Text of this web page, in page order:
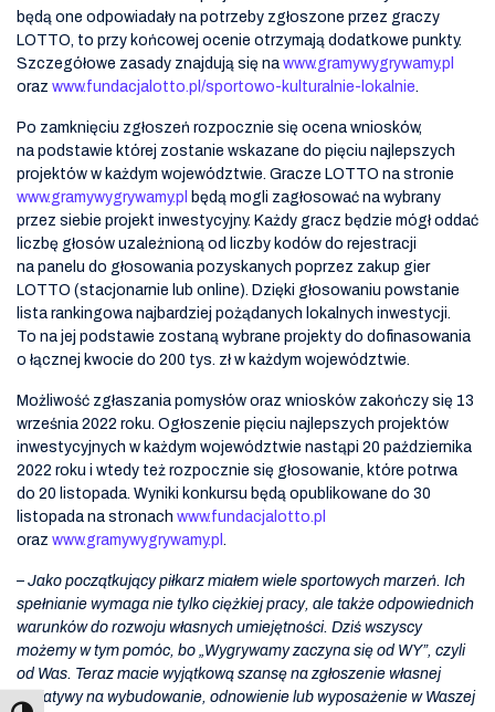
będą one odpowiadały na potrzeby zgłoszone przez graczy
LOTTO, to przy końcowej ocenie otrzymają dodatkowe punkty.
Szczegółowe zasady znajdują się na www.gramywygrywamy.pl
oraz www.fundacjalotto.pl/sportowo-kulturalnie-lokalnie.
Po zamknięciu zgłoszeń rozpocznie się ocena wniosków,
na podstawie której zostanie wskazane do pięciu najlepszych
projektów w każdym województwie. Gracze LOTTO na stronie
www.gramywygrywamy.pl będą mogli zagłosować na wybrany
przez siebie projekt inwestycyjny. Każdy gracz będzie mógł oddać
liczbę głosów uzależnioną od liczby kodów do rejestracji
na panelu do głosowania pozyskanych poprzez zakup gier
LOTTO (stacjonarnie lub online). Dzięki głosowaniu powstanie
lista rankingowa najbardziej pożądanych lokalnych inwestycji.
To na jej podstawie zostaną wybrane projekty do dofinasowania
o łącznej kwocie do 200 tys. zł w każdym województwie.
Możliwość zgłaszania pomysłów oraz wniosków zakończy się 13
września 2022 roku. Ogłoszenie pięciu najlepszych projektów
inwestycyjnych w każdym województwie nastąpi 20 października
2022 roku i wtedy też rozpocznie się głosowanie, które potrwa
do 20 listopada. Wyniki konkursu będą opublikowane do 30
listopada na stronach www.fundacjalotto.pl
oraz www.gramywygrywamy.pl .
– Jako początkujący piłkarz miałem wiele sportowych marzeń. Ich
spełnianie wymaga nie tylko ciężkiej pracy, ale także odpowiednich
warunków do rozwoju własnych umiejętności. Dziś wszyscy
możemy w tym pomóc, bo „Wygrywamy zaczyna się od WY”, czyli
od Was. Teraz macie wyjątkową szansę na zgłoszenie własnej
inicjatywy na wybudowanie, odnowienie lub wyposażenie w Waszej